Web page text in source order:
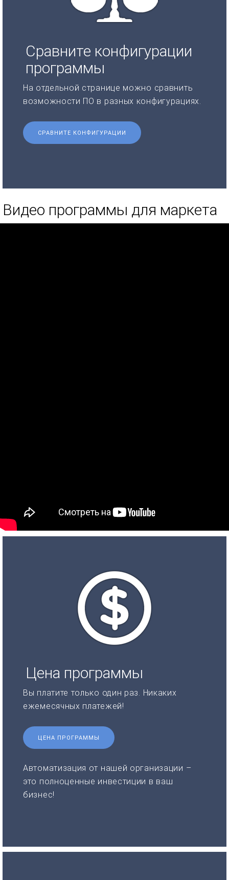
Сравните конфигурации
программы
На отдельной странице можно сравнить
возможности ПО в разных конфигурациях.
СРАВНИТЕ КОНФИГУРАЦИИ
Видео программы для маркета
Цена программы
Вы платите только один раз. Никаких
ежемесячных платежей!
ЦЕНА ПРОГРАММЫ
Автоматизация от нашей организации –
это полноценные инвестиции в ваш
бизнес!